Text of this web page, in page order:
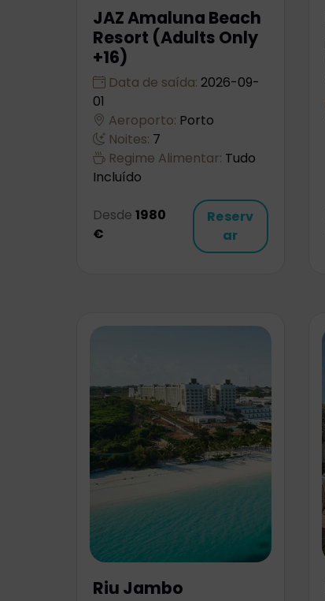
JAZ Amaluna Beach
Resort (Adults Only
+16)
Data de saída: 2026-09-
01
Aeroporto: Porto
Noites: 7
Regime Alimentar: Tudo
Incluído
Desde 1980
€
Reserv
ar
Riu Jambo